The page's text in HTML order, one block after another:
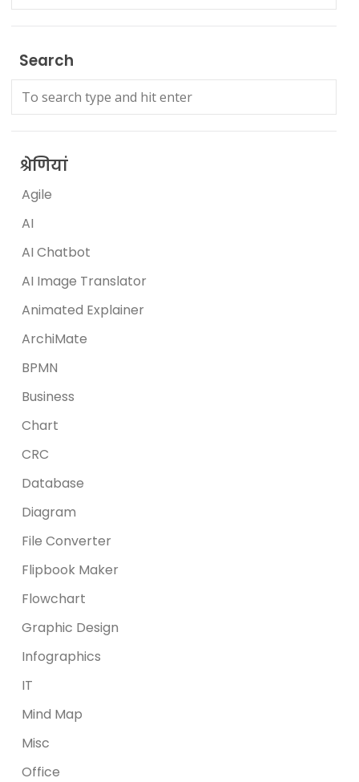
Search
श्रेणियां
Agile
AI
AI Chatbot
AI Image Translator
Animated Explainer
ArchiMate
BPMN
Business
Chart
CRC
Database
Diagram
File Converter
Flipbook Maker
Flowchart
Graphic Design
Infographics
IT
Mind Map
Misc
Office